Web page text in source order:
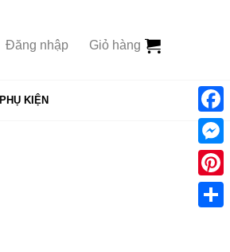
Đăng nhập Giỏ hàng
PHỤ KIỆN